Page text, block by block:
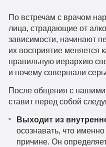
По встречам с врачом
лица, страдающие от
зависимости, начинают
их восприятие меняется
правильную иерархию
и почему совершали
После общения с нашими
ставит перед собой
Выходит из
осознавать, что
причине. Он